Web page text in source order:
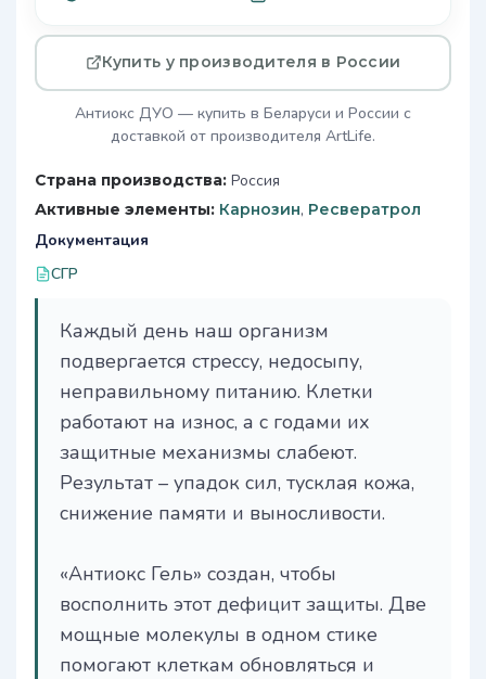
Страна производства: Россия
Активные элементы: Карнозин, Ресвератрол
Документация
СГР
Каждый день наш организм
подвергается стрессу, недосыпу,
неправильному питанию. Клетки
работают на износ, а с годами их
защитные механизмы слабеют.
Результат – упадок сил, тусклая кожа,
снижение памяти и выносливости.
«Антиокс Гель» создан, чтобы
восполнить этот дефицит защиты. Две
мощные молекулы в одном стике
помогают клеткам обновляться и
Купить у производителя в России
Антиокс ДУО — купить в Беларуси и России с
доставкой от производителя ArtLife.